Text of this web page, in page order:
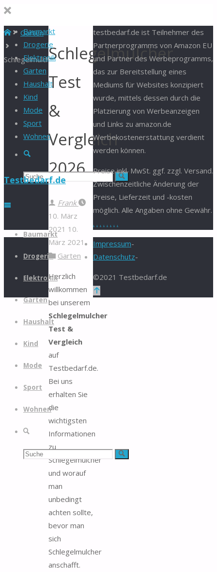
Baumarkt
Drogerie
Elektronik
Garten
Haushalt
Kind
Mode
Sport
Wohnen
Suche
Suchen Suche
Testbedarf.de
Zum
springen
Baumarkt
Drogerie
Elektronik
Garten
Haushalt
Kind
Mode
Sport
Wohnen
Suche
Suchen Suche
StartGarten
SchlegelmulcherSchlegelmulcher
Test
&
Vergleich
2026
Frank
10. März
2021 10.
März 2021
Garten
Herzlich
willkommen
bei unserem
Schlegelmulcher
Test &
Vergleich
auf
Testbedarf.de.
Bei uns
erhalten Sie
die
wichtigsten
Informationen
zu
Schlegelmulcher
und worauf
man
unbedingt
achten sollte,
bevor man
sich
Schlegelmulcher
anschafft.
testbedarf.de ist Teilnehmer des
Partnerprogramms von Amazon EU
und Partner des Werbeprogramms,
das zur Bereitstellung eines
Mediums für Websites konzipiert
wurde, mittels dessen durch die
Platzierung von Werbeanzeigen
und Links zu amazon.de
Werbekostenerstattung verdient
werden können.
Preise inkl. MwSt. ggf. zzgl. Versand.
Zwischenzeitliche Änderung der
Preise, Lieferzeit und -kosten
möglich. Alle Angaben ohne Gewähr.
. . . . . . . .
Impressum-
Datenschutz-
©2021 Testbedarf.de
Zurück
oben